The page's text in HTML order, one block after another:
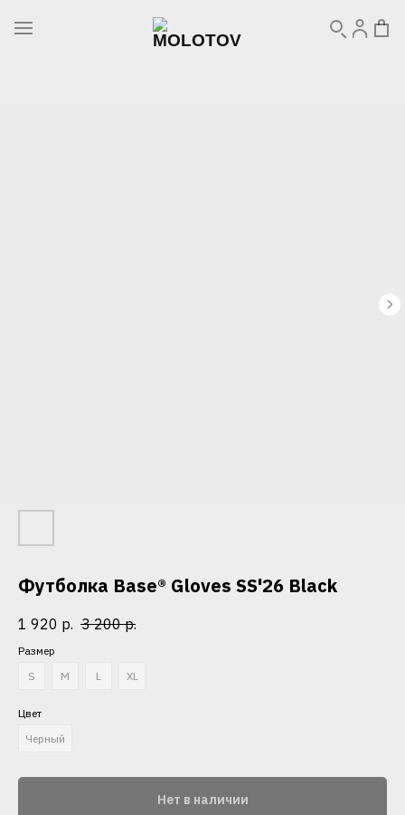
Футболка Base® Gloves SS'26 Black
1 920 р. 3 200 р.
Размер
S
M L XL
Цвет
Черный
Нет в наличии